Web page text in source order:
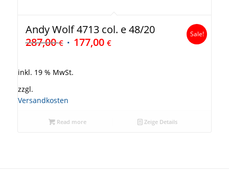
Andy Wolf 4713 col. e 48/20
287,00€ 177,00 €
Sale!
inkl. 19 % MwSt.
zzgl.
Versandkosten
Read more Zeige Details